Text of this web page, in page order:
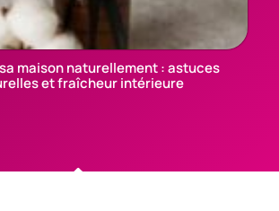
maison naturellement : astuces
et fraîcheur intérieure